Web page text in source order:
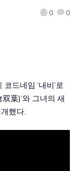
0 0
드네임 ‘내비’로
葉)’와 그녀의 새
했다.